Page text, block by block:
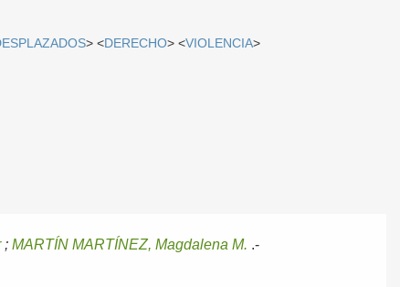
> <DERECHO> <VIOLENCIA>
;MARTÍN MARTÍNEZ, Magdalena M. .-